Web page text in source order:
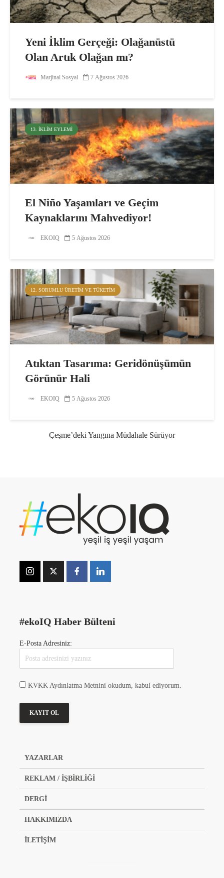
Yeni İklim Gerçeği: Olağanüstü
Olan Artık Olağan mı?
Marjinal Sosyal 7 Ağustos 2026
13. İKLIM EYLEMI
El Niño Yaşamları ve Geçim
Kaynaklarını Mahvediyor!
EKOIQ 5 Ağustos 2026
12. SORUMLU ÜRETIM VE TÜKETIM
Atıktan Tasarıma: Geridönüşümün
Görünür Hali
EKOIQ 5 Ağustos 2026
Çeşme’deki Yangına Müdahale Sürüyor
#ekoIQ Haber Bülteni
E-Posta Adresiniz:
KVKK Aydınlatma Metnini okudum, kabul ediyorum.
YAZARLAR
REKLAM / İŞBİRLİĞİ
DERGİ
HAKKIMIZDA
İLETİŞİM